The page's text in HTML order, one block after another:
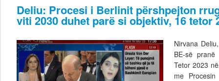
Deliu: Procesi i Berlinit përshpejton
viti 2030 duhet parë si objektiv, 16 tetor
Nirvana
BE-së
Tetor 2023
me